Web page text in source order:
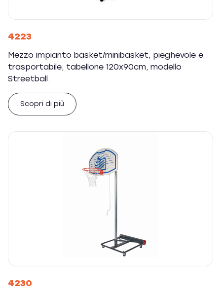
4223
Mezzo impianto basket/minibasket, pieghevole e
trasportabile, tabellone 120x90cm, modello
Streetball.
Scopri di più
4230